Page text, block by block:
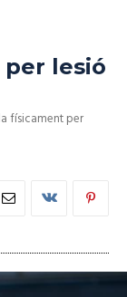
per lesió
físicament per